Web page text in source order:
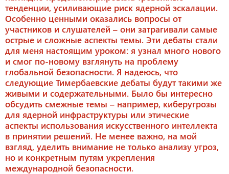
тенденции, усиливающие риск ядерной эскалации.
Особенно ценными оказались вопросы от
участников и слушателей – они затрагивали самые
острые и сложные аспекты темы. Эти дебаты стали
для меня настоящим уроком: я узнал много нового
и смог по-новому взглянуть на проблему
глобальной безопасности. Я надеюсь, что
следующие Тимербаевские дебаты будут такими же
живыми и содержательными. Было бы интересно
обсудить смежные темы – например, киберугрозы
для ядерной инфраструктуры или этические
аспекты использования искусственного интеллекта
в принятии решений. Не менее важно, на мой
взгляд, уделить внимание не только анализу угроз,
но и конкретным путям укрепления
международной безопасности.